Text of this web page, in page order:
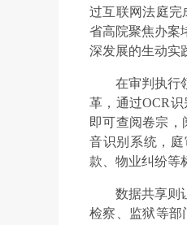
过互联网法庭完
省高院聚焦办案
深发展的生动实
在审判执行
革，通过OCR
即可查阅卷宗，
音识别系统，庭
款、物业纠纷等
数据共享则
检察、监狱等部